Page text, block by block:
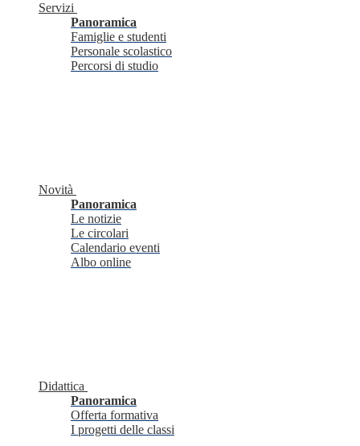
Servizi
Panoramica
Famiglie e studenti
Personale scolastico
Percorsi di studio
Novità
Panoramica
Le notizie
Le circolari
Calendario eventi
Albo online
Didattica
Panoramica
Offerta formativa
I progetti delle classi